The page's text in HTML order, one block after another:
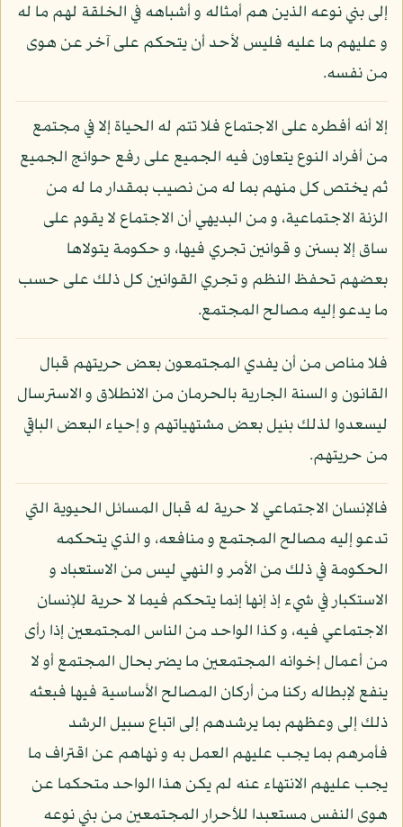
إلى بني نوعه الذين هم أمثاله و أشباهه في الخلقة لهم ما له
و عليهم ما عليه فليس لأحد أن يتحكم على آخر عن هوى
من نفسه.
إلا أنه أفطره على الاجتماع فلا تتم له الحياة إلا في مجتمع
من أفراد النوع يتعاون فيه الجميع على رفع حوائج الجميع
ثم يختص كل منهم بما له من نصيب بمقدار ما له من
الزنة الاجتماعية، و من البديهي أن الاجتماع لا يقوم على
ساق إلا بسنن و قوانين تجري فيها، و حكومة يتولاها
بعضهم تحفظ النظم و تجري القوانين كل ذلك على حسب
ما يدعو إليه مصالح المجتمع.
فلا مناص من أن يفدي المجتمعون بعض حريتهم قبال
القانون و السنة الجارية بالحرمان من الانطلاق و الاسترسال
ليسعدوا لذلك بنيل بعض مشتهياتهم و إحياء البعض الباقي
من حريتهم.
فالإنسان الاجتماعي لا حرية له قبال المسائل الحيوية التي
تدعو إليه مصالح المجتمع و منافعه، و الذي يتحكمه
الحكومة في ذلك من الأمر و النهي ليس من الاستعباد و
الاستكبار في شيء إذ إنها إنما يتحكم فيما لا حرية للإنسان
الاجتماعي فيه، و كذا الواحد من الناس المجتمعين إذا رأى
من أعمال إخوانه المجتمعين ما يضر بحال المجتمع أو لا
ينفع لإبطاله ركنا من أركان المصالح الأساسية فيها فبعثه
ذلك إلى وعظهم بما يرشدهم إلى اتباع سبيل الرشد
فأمرهم بما يجب عليهم العمل به و نهاهم عن اقتراف ما
يجب عليهم الانتهاء عنه لم يكن هذا الواحد متحكما عن
هوى النفس مستعبدا للأحرار المجتمعين من بني نوعه